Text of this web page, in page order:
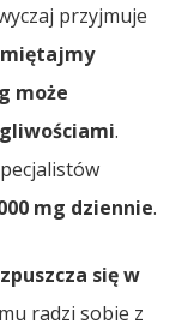
przyjmuje
może
.
mg dziennie.
się w
radzi sobie z